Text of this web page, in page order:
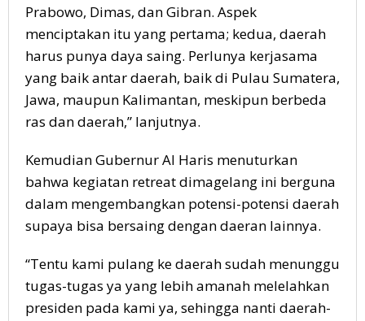
Prabowo, Dimas, dan Gibran. Aspek
menciptakan itu yang pertama; kedua, daerah
harus punya daya saing. Perlunya kerjasama
yang baik antar daerah, baik di Pulau Sumatera,
Jawa, maupun Kalimantan, meskipun berbeda
ras dan daerah,” lanjutnya.
Kemudian Gubernur Al Haris menuturkan
bahwa kegiatan retreat dimagelang ini berguna
dalam mengembangkan potensi-potensi daerah
supaya bisa bersaing dengan daeran lainnya.
“Tentu kami pulang ke daerah sudah menunggu
tugas-tugas ya yang lebih amanah melelahkan
presiden pada kami ya, sehingga nanti daerah-